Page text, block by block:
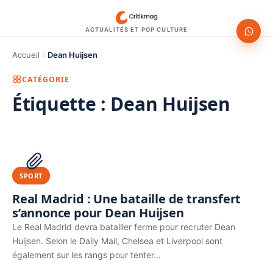
ACTUALITÉS ET POP CULTURE
Accueil Dean Huijsen
CATÉGORIE
Étiquette : Dean Huijsen
PUBLICITÉ
SPORT
Real Madrid : Une bataille de transfert
s’annonce pour Dean Huijsen
Le Real Madrid devra batailler ferme pour recruter Dean
Huijsen. Selon le Daily Mail, Chelsea et Liverpool sont
également sur les rangs pour tenter…